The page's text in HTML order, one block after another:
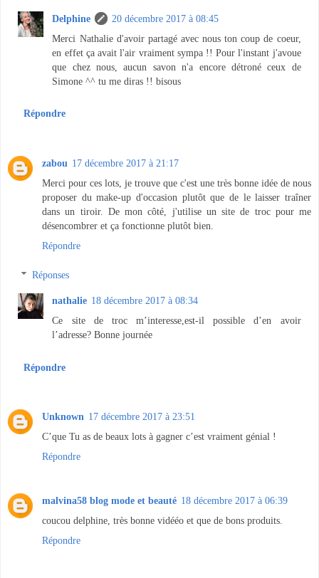
Delphine
20 décembre 2017 à 08:45
Merci Nathalie d'avoir partagé avec nous ton coup de coeur,
en effet ça avait l'air vraiment sympa !! Pour l'instant j'avoue
que chez nous, aucun savon n'a encore détroné ceux de
Simone ^^ tu me diras !! bisous
Répondre
zabou 17 décembre 2017 à 21:17
Merci pour ces lots, je trouve que c'est une très bonne idée de nous
proposer du make-up d'occasion plutôt que de le laisser traîner
dans un tiroir. De mon côté, j'utilise un site de troc pour me
désencombrer et ça fonctionne plutôt bien.
Répondre
Réponses
nathalie 18 décembre 2017 à 08:34
Ce site de troc m’interesse,est-il possible d’en avoir
l’adresse? Bonne journée
Répondre
Unknown 17 décembre 2017 à 23:51
C’que Tu as de beaux lots à gagner c’est vraiment génial !
Répondre
malvina58 blog mode et beauté 18 décembre 2017 à 06:39
coucou delphine, très bonne vidééo et que de bons produits.
Répondre